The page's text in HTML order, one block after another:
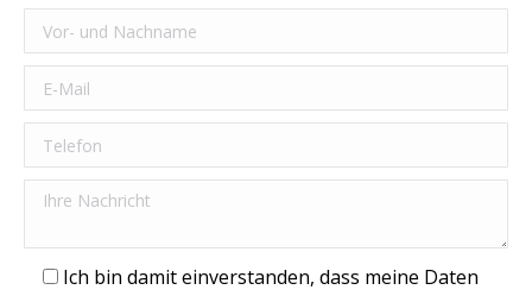
Ich bin damit einverstanden, dass meine Daten